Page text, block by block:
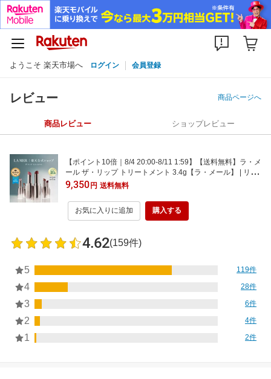
ようこそ 楽天市場へ ログイン 会員登録
レビュー 商品ページへ
商品レビュー ショップレビュー
【ポイント10倍｜8/4 20:00-8/11 1:59】【送料無料】ラ・メ
ール ザ・リップ トリートメント 3.4g【ラ・メール】 | リッ
プトリートメント リップクリーム リップカラー リップステ
ィック 口紅 ドゥラメール ラメール delamer lamer
9,350円 送料無料
お気に入りに追加 購入する
4.62(159件)
5 119件
4 28件
3 6件
2 4件
1 2件